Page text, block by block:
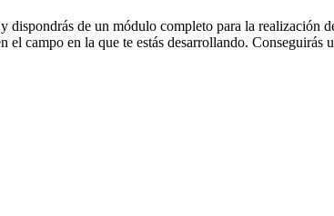
de un módulo completo para la realización
campo en la que te estás desarrollando.